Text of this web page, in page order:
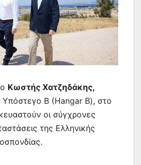
Κωστής Χατζηδάκης,
Υπόστεγο Β (Hangar B), στο
οι σύγχρονες
της Ελληνικής